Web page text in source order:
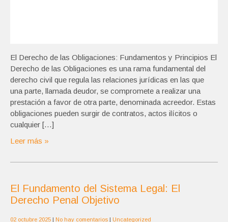
El Derecho de las Obligaciones: Fundamentos y Principios El
Derecho de las Obligaciones es una rama fundamental del
derecho civil que regula las relaciones jurídicas en las que
una parte, llamada deudor, se compromete a realizar una
prestación a favor de otra parte, denominada acreedor. Estas
obligaciones pueden surgir de contratos, actos ilícitos o
cualquier […]
Leer más »
El Fundamento del Sistema Legal: El
Derecho Penal Objetivo
02 octubre 2025 | No hay comentarios | Uncategorized